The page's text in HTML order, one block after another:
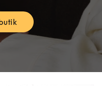
Opens in New Tab